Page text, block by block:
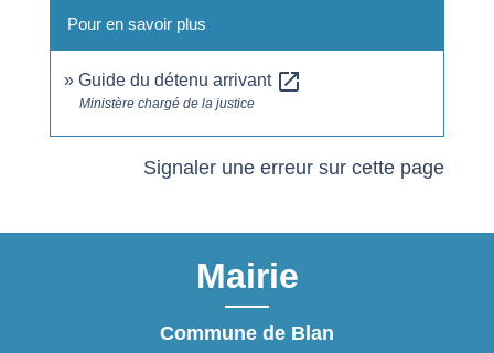
Pour en savoir plus
Guide du détenu arrivant open_in_new
Ministère chargé de la justice
Signaler une erreur sur cette page
Mairie
Commune de Blan